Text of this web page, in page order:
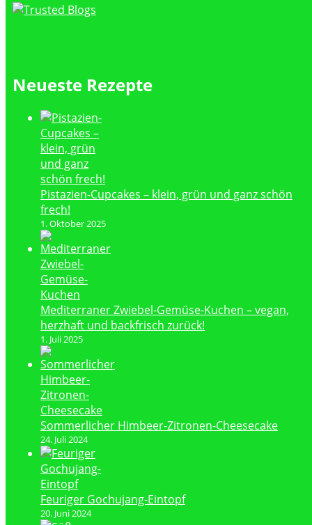
Neueste Rezepte
Pistazien-Cupcakes – klein, grün und ganz schön
frech!
1. Oktober 2025
Mediterraner Zwiebel-Gemüse-Kuchen – vegan,
herzhaft und backfrisch zurück!
1. Juli 2025
Sommerlicher Himbeer-Zitronen-Cheesecake
24. Juli 2024
Feuriger Gochujang-Eintopf
20. Juni 2024